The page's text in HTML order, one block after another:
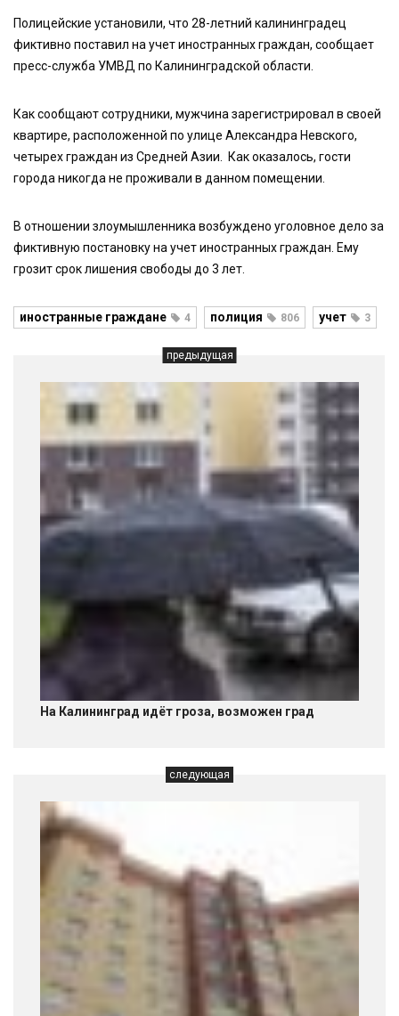
Полицейские установили, что 28-летний калининградец
фиктивно поставил на учет иностранных граждан, сообщает
пресс-служба УМВД по Калининградской области.
Как сообщают сотрудники, мужчина зарегистрировал в своей
квартире, расположенной по улице Александра Невского,
четырех граждан из Средней Азии. Как оказалось, гости
города никогда не проживали в данном помещении.
В отношении злоумышленника возбуждено уголовное дело за
фиктивную постановку на учет иностранных граждан. Ему
грозит срок лишения свободы до 3 лет.
иностранные граждане 4 полиция 806 учет 3
предыдущая
На Калининград идёт гроза, возможен град
следующая